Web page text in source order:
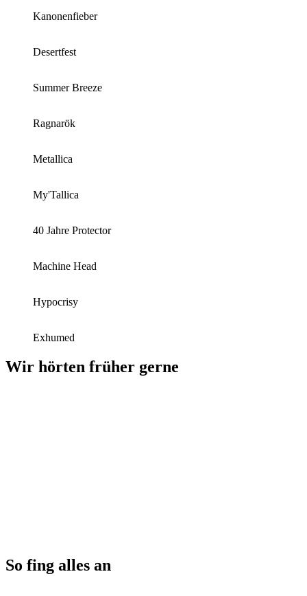
Kanonenfieber
Desertfest
Summer Breeze
Ragnarök
Metallica
My'Tallica
40 Jahre Protector
Machine Head
Hypocrisy
Exhumed
Wir hörten früher gerne
So fing alles an